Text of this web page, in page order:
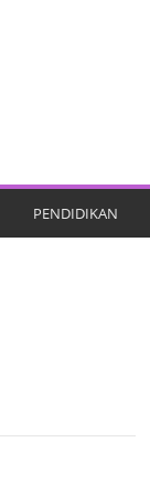
PENDIDIKAN